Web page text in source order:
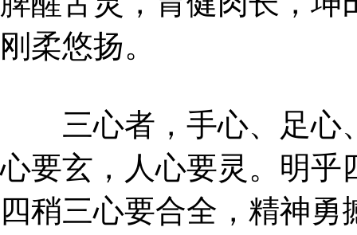
刚柔悠扬。
三心者，手心、足心
心要玄，人心要灵。明乎
四稍三心要合全，精神